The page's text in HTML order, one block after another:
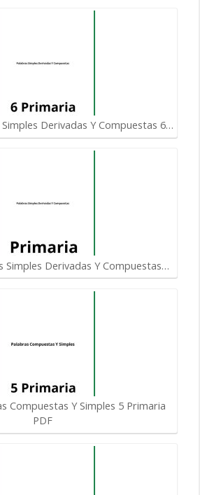
Derivadas Y Compuestas 6…
Simples Derivadas Y Compuestas…
Compuestas Y Simples 5 Primaria
PDF